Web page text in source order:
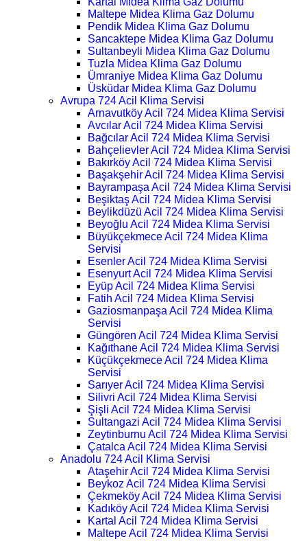
Maltepe Midea Klima Gaz Dolumu
Pendik Midea Klima Gaz Dolumu
Sancaktepe Midea Klima Gaz Dolumu
Sultanbeyli Midea Klima Gaz Dolumu
Tuzla Midea Klima Gaz Dolumu
Ümraniye Midea Klima Gaz Dolumu
Üsküdar Midea Klima Gaz Dolumu
Avrupa 724 Acil Klima Servisi
Arnavutköy Acil 724 Midea Klima Servisi
Avcılar Acil 724 Midea Klima Servisi
Bağcılar Acil 724 Midea Klima Servisi
Bahçelievler Acil 724 Midea Klima Servisi
Bakırköy Acil 724 Midea Klima Servisi
Başakşehir Acil 724 Midea Klima Servisi
Bayrampaşa Acil 724 Midea Klima Servisi
Beşiktaş Acil 724 Midea Klima Servisi
Beylikdüzü Acil 724 Midea Klima Servisi
Beyoğlu Acil 724 Midea Klima Servisi
Büyükçekmece Acil 724 Midea Klima
Servisi
Esenler Acil 724 Midea Klima Servisi
Esenyurt Acil 724 Midea Klima Servisi
Eyüp Acil 724 Midea Klima Servisi
Fatih Acil 724 Midea Klima Servisi
Gaziosmanpaşa Acil 724 Midea Klima
Servisi
Güngören Acil 724 Midea Klima Servisi
Kağıthane Acil 724 Midea Klima Servisi
Küçükçekmece Acil 724 Midea Klima
Servisi
Sarıyer Acil 724 Midea Klima Servisi
Silivri Acil 724 Midea Klima Servisi
Şişli Acil 724 Midea Klima Servisi
Sultangazi Acil 724 Midea Klima Servisi
Zeytinburnu Acil 724 Midea Klima Servisi
Çatalca Acil 724 Midea Klima Servisi
Anadolu 724 Acil Klima Servisi
Ataşehir Acil 724 Midea Klima Servisi
Beykoz Acil 724 Midea Klima Servisi
Çekmeköy Acil 724 Midea Klima Servisi
Kadıköy Acil 724 Midea Klima Servisi
Kartal Acil 724 Midea Klima Servisi
Maltepe Acil 724 Midea Klima Servisi